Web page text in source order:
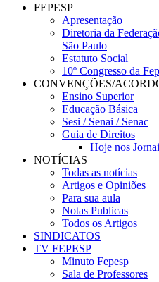
FEPESP
Apresentação
Diretoria da
São Paulo
Estatuto Social
10º Congresso da
CONVENÇÕES/
Ensino Superior
Educação Básica
Sesi / Senai / Senac
Guia de Direitos
Hoje nos
NOTÍCIAS
Todas as notícias
Artigos e Opiniões
Para sua aula
Notas Publicas
Todos os Artigos
SINDICATOS
TV FEPESP
Minuto Fepesp
Sala de Professores